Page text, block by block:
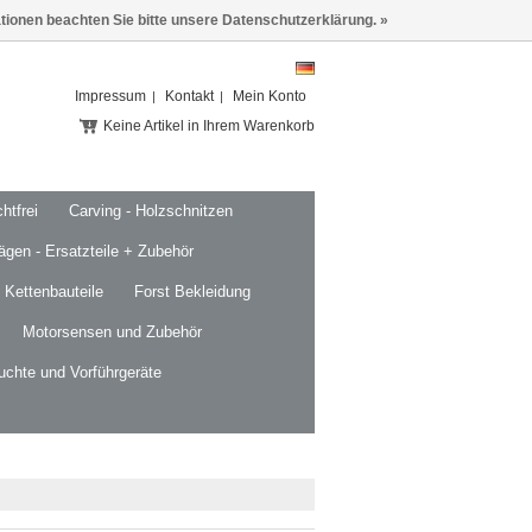
Impressum Kontakt
Mein Konto
Keine Artikel in Ihrem Warenkorb
Carving - Holzschnitzen
- Ersatzteile + Zubehör
Forst Bekleidung
Motorsensen und Zubehör
und Vorführgeräte
beachten Sie bitte unsere Datenschutzerklärung. »